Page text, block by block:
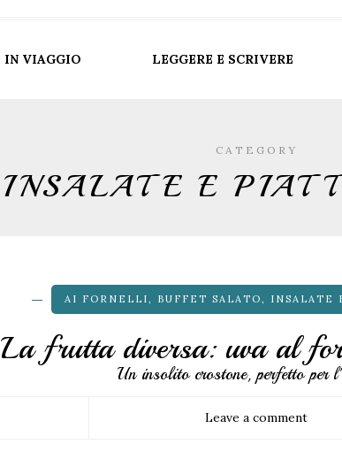
IN VIAGGIO LEGGERE E SCRIVERE
CATEGORY
INSALATE E
AI FORNELLI, BUFFET SALATO, INSALATE
La frutta diversa: uva al
Un insolito crostone, perfetto per
Leave a comment